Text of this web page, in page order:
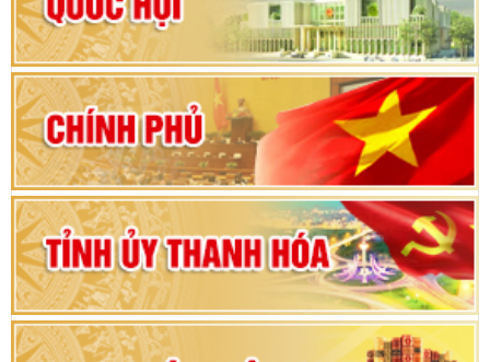
Hướng dẫn quy trình bỏ phiếu bầu cử ĐBQH
khoá XVI và đại biểu HĐND các cấp nhiệm kỳ
2026-2031
80 năm Quốc hội Việt Nam: vì lợi ích Nhân dân,
vì sự phát triển của đất nước
Bộ Chính trị duyệt nội dung Đại hội đại biểu
Đảng bộ tỉnh Thanh Hóa lần thứ XX, nhiệm kỳ
2025 - 2030
Đại hội đại biểu Đảng bộ xã Yên Thọ lần thứ I,
nhiệm kỳ 2025 – 2030